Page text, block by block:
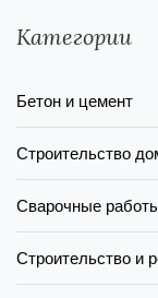
Категории
Бетон и цемент
Строительство
Сварочные
Строительство и